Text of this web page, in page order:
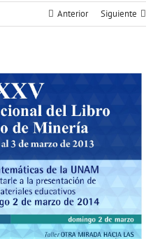
Anterior Siguiente